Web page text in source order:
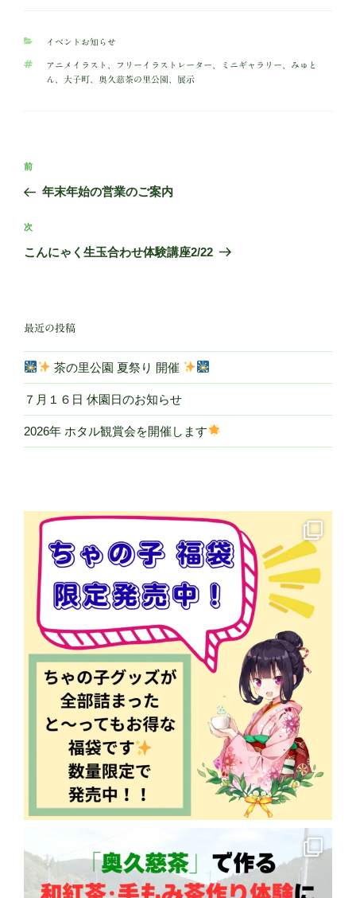
カ
ゴ
リ
イベントお知らせ
タ
グ
アニメイラスト フリーイラストレーター ミニギャラリー
みゅと
ん
大子町、 奥久慈茶の里公園 展示
投
ビ
ゲ
ン
前
の
稿
前
年末年始の営業のご案内
次
の
次
こんにゃく生玉合わせ体験講座2/22
最近の投稿
茶の里公園 夏祭り 開催
７月１６日 休園日のお知らせ
2026年 ホタル観賞会を開催します